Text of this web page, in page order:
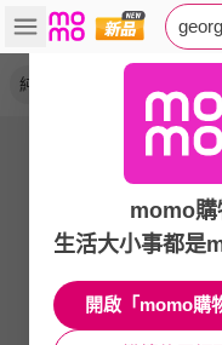
純銀
momo購
生活大小事都是
開啟「momo購